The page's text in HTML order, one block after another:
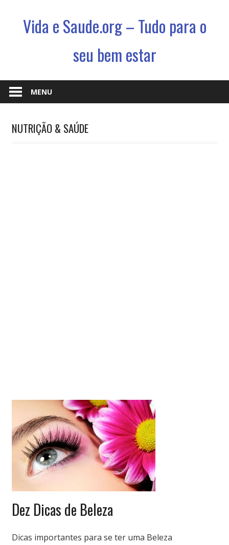
Vida e Saude.org – Tudo para o
seu bem estar
Saude
e
jeito
MENU
NUTRIÇÃO & SAÚDE
&
Dez Dicas de Beleza
Dicas importantes para se ter uma Beleza